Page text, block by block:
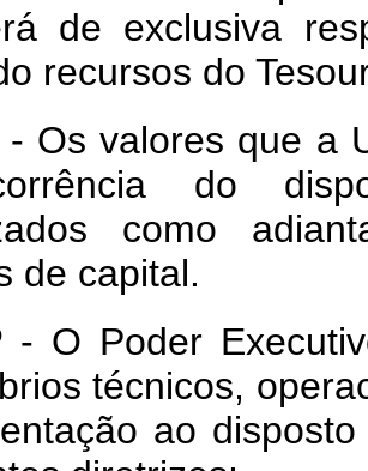
de exclusiva
recursos do
- Os valores que a
do
como
de capital.
- O Poder
técnicos,
ao